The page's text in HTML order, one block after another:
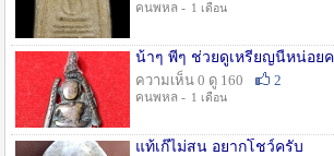
คนพหล - 1 เดือน
น้าๆ พี่ๆ ช่วยดูเหรียญนี้หน่อย
ความเห็น 0 ดู 160
2
คนพหล - 1 เดือน
แท้เก๊ไม่สน อยากโชว์ครับ